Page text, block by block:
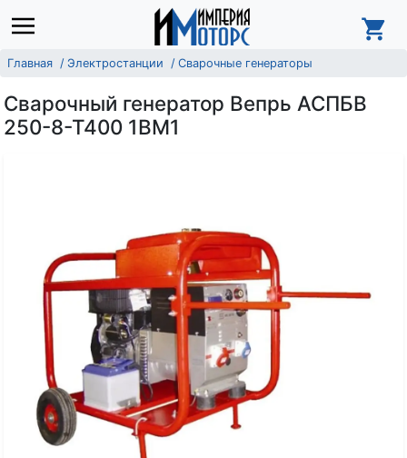
Главная Электростанции Сварочные генераторы
Сварочный генератор Вепрь АСПБВ
250-8-Т400 1ВМ1